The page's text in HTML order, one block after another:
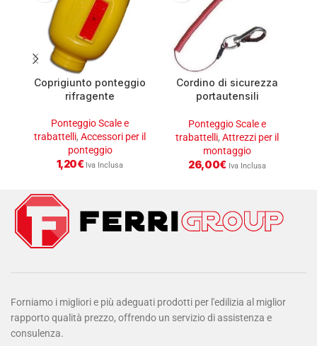
Coprigiunto ponteggio
rifragente
Ponteggio Scale e
trabattelli, Accessori per il
ponteggio
1,20€ Iva Inclusa
Cordino di sicurezza
portautensili
Ponteggio Scale e
trabattelli, Attrezzi per il
montaggio
26,00€ Iva Inclusa
Forniamo i migliori e più adeguati prodotti per l'edilizia al miglior
rapporto qualità prezzo, offrendo un servizio di assistenza e
consulenza.